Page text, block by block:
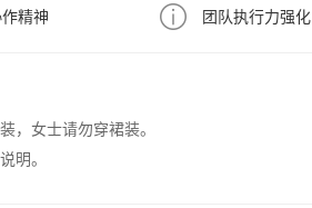
精神 团队执行力强化
，女士请勿穿裙装。
明。